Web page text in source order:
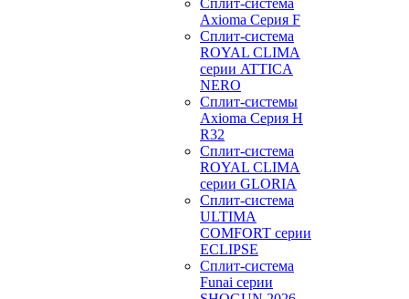
Сплит-система
Axioma Серия F
Сплит-система
ROYAL CLIMA
серии ATTICA
NERO
Сплит-системы
Axioma Серия H
R32
Сплит-система
ROYAL CLIMA
серии GLORIA
Сплит-система
ULTIMA
COMFORT серии
ECLIPSE
Сплит-система
Funai серии